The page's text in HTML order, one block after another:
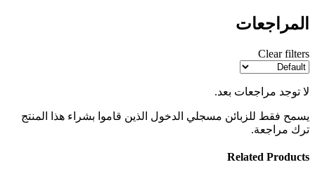
المراجعات
Clear filters
لا توجد مراجعات بعد.
يسمح فقط للزبائن مسجلي الدخول الذين قاموا بشراء هذا المنتج
ترك مراجعة.
Related Products